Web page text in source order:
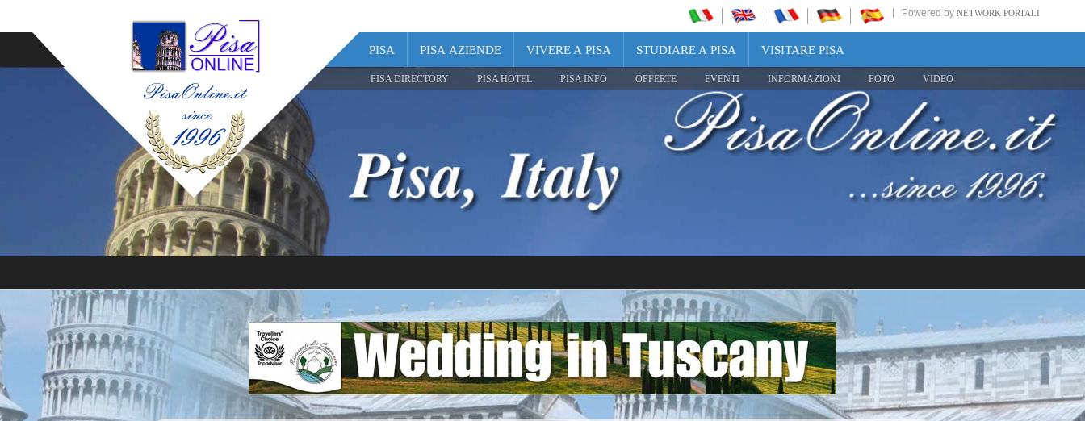
Powered by NETWORK PORTALI
PISA PISA AZIENDE VIVERE A PISA STUDIARE A PISA VISITARE PISA
PISA DIRECTORY PISA HOTEL PISA INFO OFFERTE EVENTI INFORMAZIONI FOTO VIDEO
Share
Pisa
Italy